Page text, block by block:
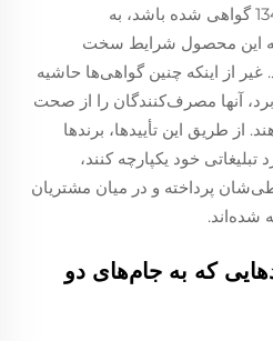
استاندارد نرم اروپا (EN) 13432 گواهی شده باشد، به
این محصول شرایط سخت
غیر از اینکه چنین گواهی‌ها حاشیه
آنها مصرف‌کنندگان را از صحت
طریق این تأییدها، برند‌ها
تبلیغاتی خود یکپارچه کنند،
پرداخته و در میان مشتریان
شده‌اند.
که به جام‌های دو